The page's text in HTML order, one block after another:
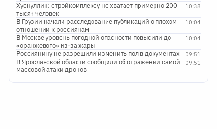
10:38
Хуснуллин: стройкомплексу не хватает примерно 200
тысяч человек
10:04
В Грузии начали расследование публикаций о плохом
отношении к россиянам
10:04
В Москве уровень погодной опасности повысили до
«оранжевого» из-за жары
09:51
Россиянину не разрешили изменить пол в документах
09:51
В Ярославской области сообщили об отражении самой
массовой атаки дронов